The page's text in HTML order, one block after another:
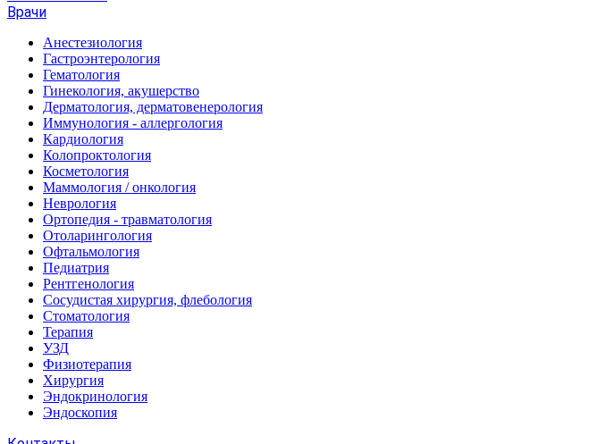
Врачи
Анестезиология
Гастроэнтерология
Гематология
Гинекология, акушерство
Дерматология, дерматовенерология
Иммунология - аллергология
Кардиология
Колопроктология
Косметология
Маммология / онкология
Неврология
Ортопедия - травматология
Отоларингология
Офтальмология
Педиатрия
Рентгенология
Сосудистая хирургия, флебология
Стоматология
Терапия
УЗД
Физиотерапия
Хирургия
Эндокринология
Эндоскопия